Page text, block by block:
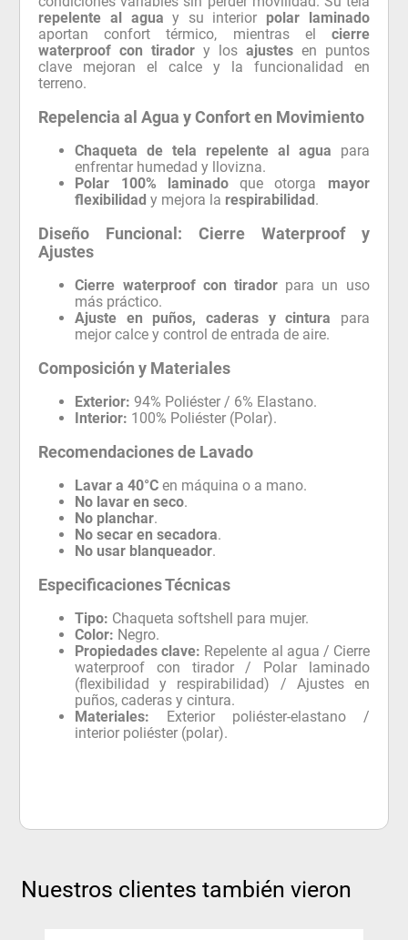
repelente al agua y su interior polar laminado
aportan confort térmico, mientras el cierre
waterproof con tirador y los ajustesen puntos
clave mejoran el calce y la funcionalidad en
terreno.
Repelencia al Agua y Confort en Movimiento
Chaqueta de tela repelente al agua para
enfrentar humedad y llovizna.
Polar 100% laminadoque otorga mayor
flexibilidad y mejora la respirabilidad.
Diseño Funcional: Cierre Waterproof y
Ajustes
Cierre waterproof con tirador para un uso
más práctico.
Ajuste en puños, caderas y cintura para
mejor calce y control de entrada de aire.
Composición y Materiales
Exterior: 94% Poliéster / 6% Elastano.
Interior: 100% Poliéster (Polar).
Recomendaciones de Lavado
Lavar a 40°C en máquina o a mano.
No lavar en seco.
No planchar.
No secar en secadora.
No usar blanqueador.
Especificaciones Técnicas
Tipo: Chaqueta softshell para mujer.
Color: Negro.
Propiedades clave: Repelente al agua / Cierre
waterproof con tirador / Polar laminado
(flexibilidad y respirabilidad) / Ajustes en
puños, caderas y cintura.
Materiales: Exterior poliéster-elastano /
interior poliéster (polar).
Nuestros clientes también vieron